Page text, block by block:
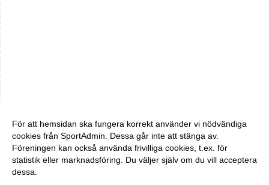
För att hemsidan ska fungera korrekt använder vi nödvändiga
cookies från SportAdmin. Dessa går inte att stänga av.
Föreningen kan också använda frivilliga cookies, t.ex. för
statistik eller marknadsföring. Du väljer själv om du vill acceptera
dessa.